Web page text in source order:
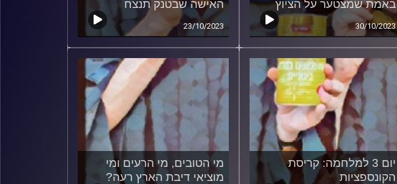
באמת שמצטער על הציוץ
30/10/2023
האישה שבטנק תנצח
23/10/2023
יום 3 למלחמה: קריסת
הקונספציות
מי הטובים, מי הרעים ומי
מוציאי דיבת הארץ רעה?